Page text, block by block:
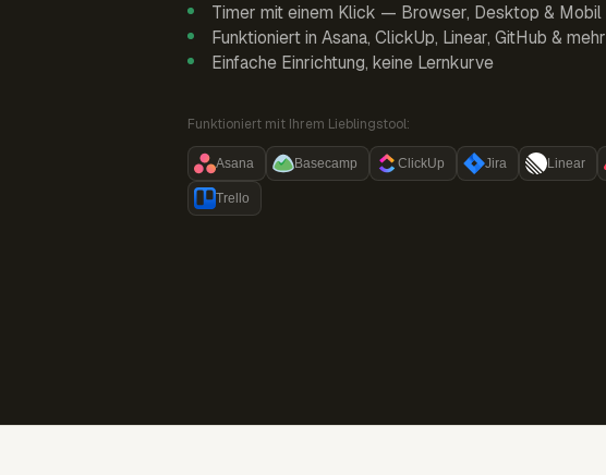
Timer mit einem Klick — Browser, Desktop & Mobil
Funktioniert in Asana, ClickUp, Linear, GitHub & mehr
Einfache Einrichtung, keine Lernkurve
Funktioniert mit Ihrem Lieblingstool:
Asana Basecamp ClickUp Jira Linear
Trello